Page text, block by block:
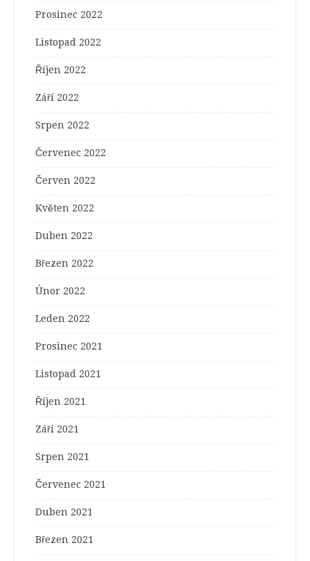
Prosinec 2022
Listopad 2022
Říjen 2022
Září 2022
Srpen 2022
Červenec 2022
Červen 2022
Květen 2022
Duben 2022
Březen 2022
Únor 2022
Leden 2022
Prosinec 2021
Listopad 2021
Říjen 2021
Září 2021
Srpen 2021
Červenec 2021
Duben 2021
Březen 2021